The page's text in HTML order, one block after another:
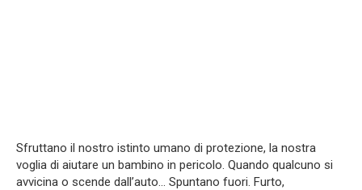
Sfruttano il nostro istinto umano di protezione, la nostra
voglia di aiutare un bambino in pericolo. Quando qualcuno si
avvicina o scende dall’auto… Spuntano fuori. Furto,